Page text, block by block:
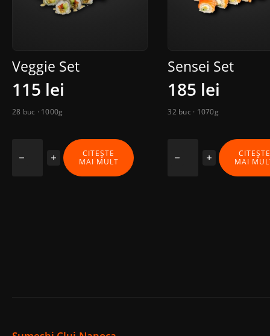
Veggie Set
115 lei
28 buc · 1000g
CITEȘTE
MAI MULT
Sensei Set
185 lei
32 buc · 1070g
CITEȘTE
MAI